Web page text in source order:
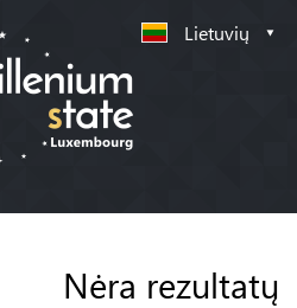
Lietuvių
Nėra rezultatų